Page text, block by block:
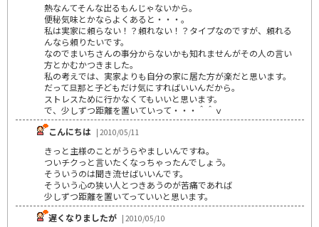
熱なんてそんな出るもんじゃないから。
便秘気味とかならよくあると・・・。
私は実家に頼らない！？頼れない！？タイプなのですが、頼れる
んなら頼りたいです。
なのでまいちさんの事分からないかも知れませんがその人の言い
方とかむかつきました。
私の考えでは、実家よりも自分の家に居た方が楽だと思います。
だって旦那と子どもだけ気にすればいいんだから。
ストレスために行かなくてもいいと思います。
で、少しずつ距離を置いていって・・・＾＾ｖ
こんにちは | 2010/05/11
きっと主様のことがうらやましいんですね。
ついチクっと言いたくなっちゃったんでしょう。
そういうのは聞き流せばいいんです。
そういう心の狭い人とつきあうのが苦痛であれば
少しずつ距離を置いてっていいと思います。
遅くなりましたが | 2010/05/10